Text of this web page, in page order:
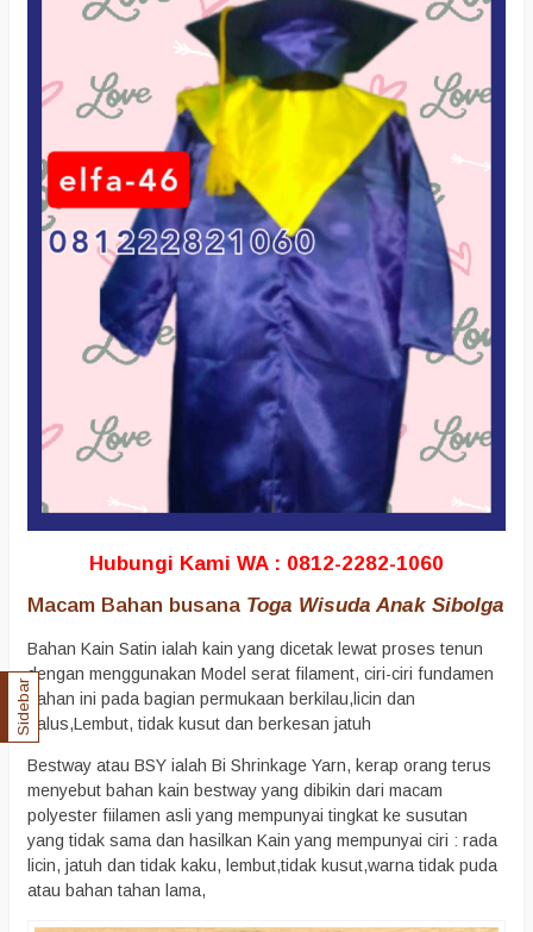
Hubungi Kami WA : 0812-2282-1060
Macam Bahan busana Toga Wisuda Anak Sibolga
Bahan Kain Satin ialah kain yang dicetak lewat proses tenun
dengan menggunakan Model serat filament, ciri-ciri fundamen
bahan ini pada bagian permukaan berkilau,licin dan
halus,Lembut, tidak kusut dan berkesan jatuh
Bestway atau BSY ialah Bi Shrinkage Yarn, kerap orang terus
menyebut bahan kain bestway yang dibikin dari macam
polyester fiilamen asli yang mempunyai tingkat ke susutan
yang tidak sama dan hasilkan Kain yang mempunyai ciri : rada
licin, jatuh dan tidak kaku, lembut,tidak kusut,warna tidak puda
atau bahan tahan lama,
Sidebar